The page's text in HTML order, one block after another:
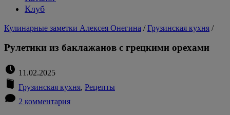
Клуб
Кулинарные заметки Алексея Онегина /Грузинская кухня /
Рулетики из баклажанов с грецкими орехами
11.02.2025
Грузинская кухня, Рецепты
2 комментария